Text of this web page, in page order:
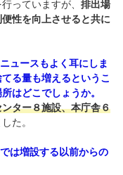
っていますが、 排出場
性を向上させると共に
ュースもよく耳にしま
る量も増えるというこ
はどこでしょうか。
ター８施設、本庁舎６
た。
は増設する以前からの